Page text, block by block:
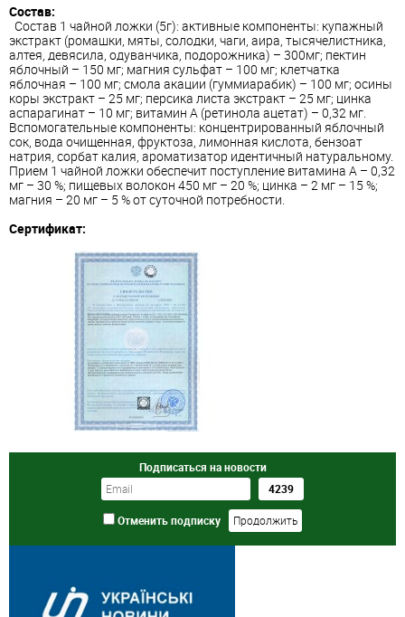
Состав:
Состав 1 чайной ложки (5г): активные компоненты: купажный
экстракт (ромашки, мяты, солодки, чаги, аира, тысячелистника,
алтея, девясила, одуванчика, подорожника) – 300мг; пектин
яблочный – 150 мг; магния сульфат – 100 мг; клетчатка
яблочная – 100 мг; смола акации (гуммиарабик) – 100 мг; осины
коры экстракт – 25 мг; персика листа экстракт – 25 мг; цинка
аспарагинат – 10 мг; витамин А (ретинола ацетат) – 0,32 мг.
Вспомогательные компоненты: концентрированный яблочный
сок, вода очищенная, фруктоза, лимонная кислота, бензоат
натрия, сорбат калия, ароматизатор идентичный натуральному.
Прием 1 чайной ложки обеспечит поступление витамина А – 0,32
мг – 30 %; пищевых волокон 450 мг – 20 %; цинка – 2 мг – 15 %;
магния – 20 мг – 5 % от суточной потребности.
Сертификат:
Подписаться на новости
Отменить подписку